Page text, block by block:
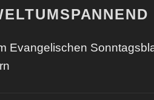
Evangelischen